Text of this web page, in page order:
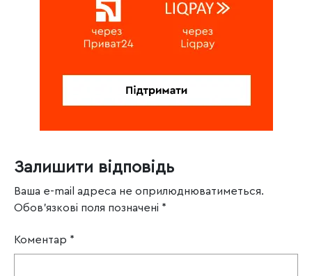
Залишити відповідь
Ваша e-mail адреса не оприлюднюватиметься.
Обов’язкові поля позначені *
Коментар *